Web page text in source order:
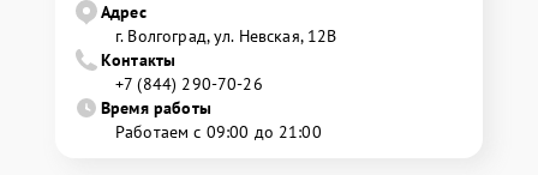
Адрес
г. Волгоград, ул. Невская, 12В
Контакты
+7 (844) 290-70-26
Время работы
Работаем с 09:00 до 21:00